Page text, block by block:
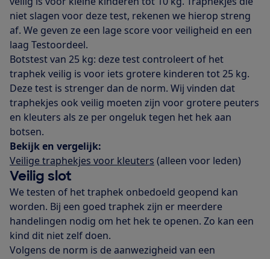
niet slagen voor deze test, rekenen we hierop streng
af. We geven ze een lage score voor veiligheid en een
laag Testoordeel.
Botstest van 25 kg: deze test controleert of het
traphek veilig is voor iets grotere kinderen tot 25 kg.
Deze test is strenger dan de norm. Wij vinden dat
traphekjes ook veilig moeten zijn voor grotere peuters
en kleuters als ze per ongeluk tegen het hek aan
botsen.
Bekijk en vergelijk:
Veilige traphekjes voor kleuters (alleen voor leden)
Veilig slot
We testen of het traphek onbedoeld geopend kan
worden. Bij een goed traphek zijn er meerdere
handelingen nodig om het hek te openen. Zo kan een
kind dit niet zelf doen.
Volgens de norm is de aanwezigheid van een